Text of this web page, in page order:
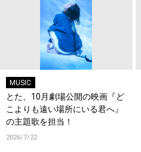
MUSIC
とた、10月劇場公開の映画『ど
こよりも遠い場所にいる君へ』
の主題歌を担当！
2026/7/22